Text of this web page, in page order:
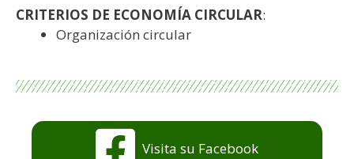
CRITERIOS DE ECONOMÍA CIRCULAR:
Organización circular
Visita su Facebook